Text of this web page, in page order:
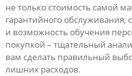
не только стоимость самой
гарантийного обслуживания,
и возможность обучения
покупкой – тщательный
вам сделать правильный
лишних расходов.